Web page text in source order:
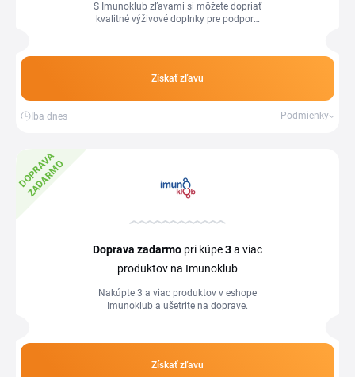
S Imunoklub zľavami si môžete dopriať
kvalitné výživové doplnky pre podporu
Získať zľavu
Iba dnes Podmienky
D
O
P
R
A
V
A
Z
A
D
A
R
M
O
Doprava zadarmo pri kúpe3a viac
produktov na Imunoklub
Nakúpte 3 a viac produktov v eshope
Imunoklub a ušetrite na doprave.
Získať zľavu